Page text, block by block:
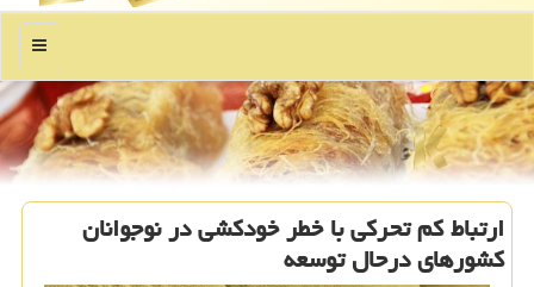
منو
ارتباط كم تحركی با خطر خودكشی در نوجوانان
كشورهای درحال توسعه